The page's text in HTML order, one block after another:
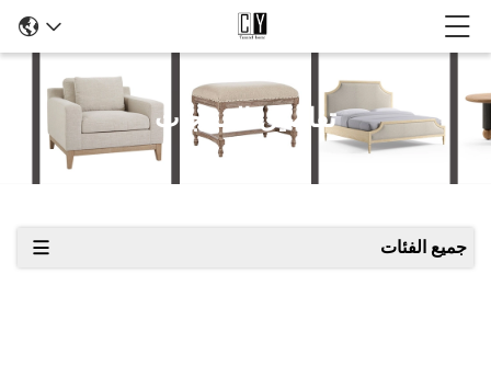
تفاصيل المنتجات
جميع الفئات